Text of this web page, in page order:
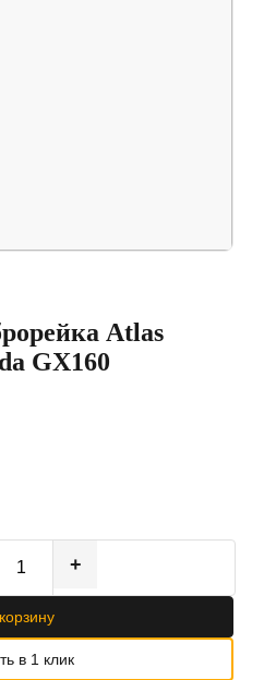
Atlas
GX160
+
в 1 клик